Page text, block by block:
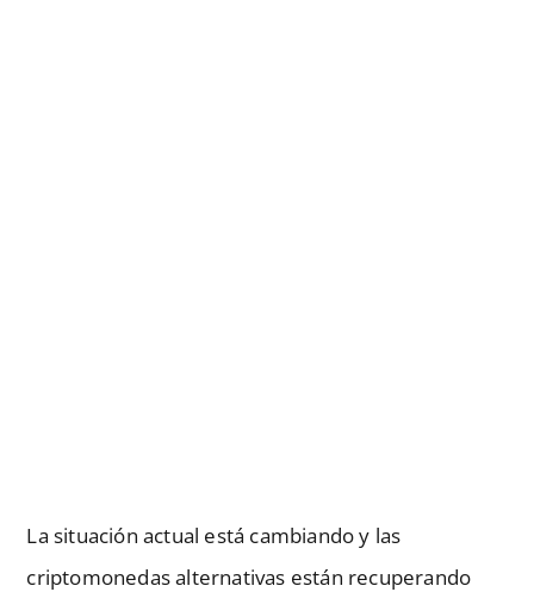
La situación actual está cambiando y las
criptomonedas alternativas están recuperando